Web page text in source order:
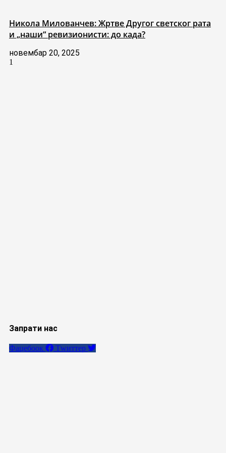
Никола Милованчев: Жртве Другог светског рата
и „наши“ ревизионисти: до када?
новембар 20, 2025
Запрати нас
Фацебоок Тwиттер